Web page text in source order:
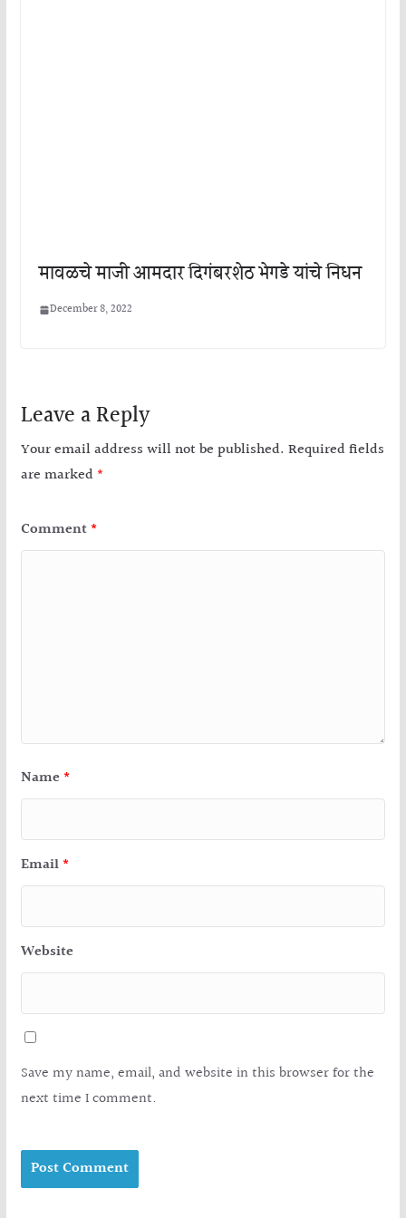
मावळचे माजी आमदार दिगंबरशेठ भेगडे यांचे निधन
December 8, 2022
Leave a Reply
Your email address will not be published. Required fields
are marked *
Comment *
Name *
Email *
Website
Save my name, email, and website in this browser for the
next time I comment.